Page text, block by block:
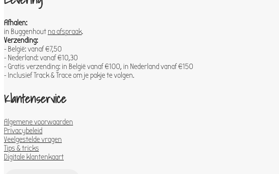
Afhalen:
in Buggenhout na afspraak.
Verzending:
- België: vanaf €7,50
- Nederland: vanaf €10,30
- Gratis verzending: in België vanaf €100, in Nederland vanaf €150
- Inclusief Track & Trace om je pakje te volgen.
Klantenservice
Algemene voorwaarden
Privacybeleid
Veelgestelde vragen
Tips & tricks
Digitale klantenkaart